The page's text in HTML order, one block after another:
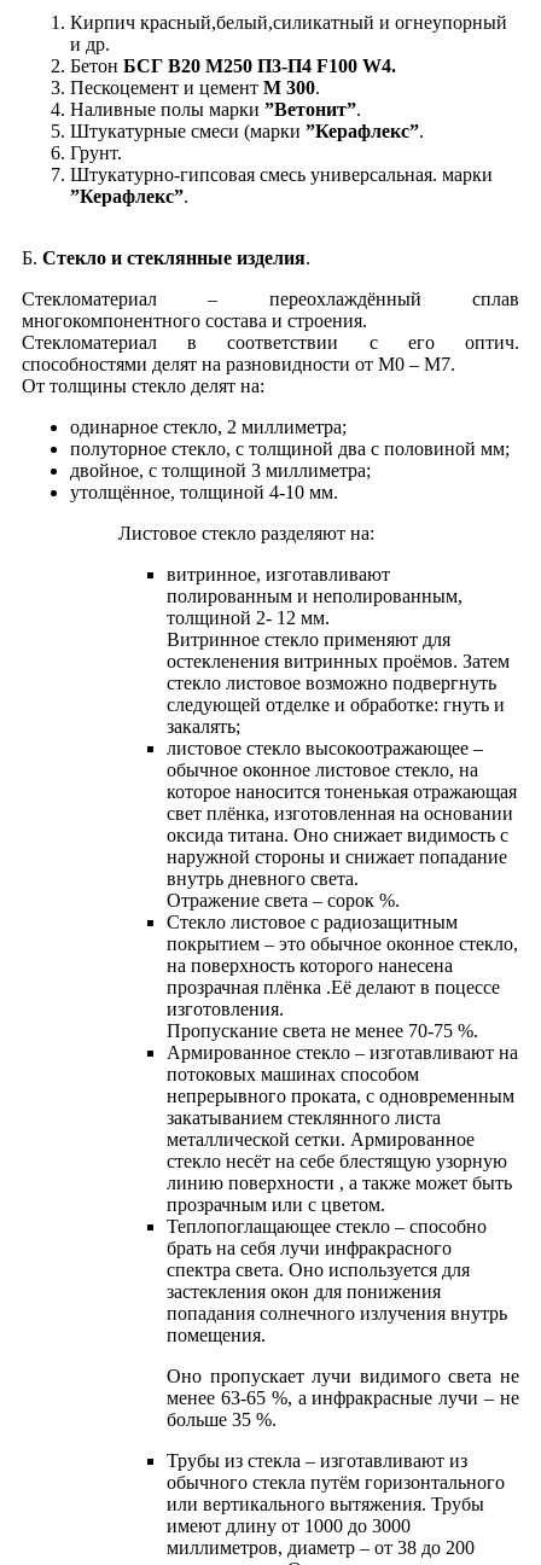
Кирпич красный,белый,силикатный и огнеупорный
и др.
Бетон БСГ В20 М250 П3-П4 F100 W4.
Пескоцемент и цемент М 300.
Наливные полы марки ”Ветонит”.
Штукатурные смеси (марки ”Керафлекс”.
Грунт.
Штукатурно-гипсовая смесь универсальная. марки
”Керафлекс”.
Б. Стекло и стеклянные изделия.
Стекломатериал – переохлаждённый сплав
многокомпонентного состава и строения.
Стекломатериал в соответствии с его оптич.
способностями делят на разновидности от М0 – М7.
От толщины стекло делят на:
одинарное стекло, 2 миллиметра;
полуторное стекло, с толщиной два с половиной мм;
двойное, с толщиной 3 миллиметра;
утолщённое, толщиной 4-10 мм.
Листовое стекло разделяют на:
витринное, изготавливают
полированным и неполированным,
толщиной 2- 12 мм.
Витринное стекло применяют для
остекленения витринных проёмов. Затем
стекло листовое возможно подвергнуть
следующей отделке и oбработке: гнуть и
закалять;
листовое стекло высокоотражающее –
обычное оконное листовое стекло, на
которое наносится тоненькая отражающая
свет плёнка, изготовленная на основании
оксида титана. Оно снижает видимость с
наружной стороны и снижает попадание
внутрь дневного света.
Отражение света – сорок %.
Cтекло листовое с радиозащитным
покрытием – это обычное оконное стекло,
на поверхность которого нанесена
прозрачная плёнка .Её делают в поцессе
изготовления.
Пропускание света не менее 70-75 %.
Армированное стекло – изготавливают на
потоковых машинах способом
непрерывного проката, с одновременным
закатыванием стеклянного листа
металлической сетки. Армированное
стекло несёт на себе блестящую узорную
линию поверхности , а также может быть
прозрачным или с цветом.
Теплопоглащающее стекло – способно
брать на себя лучи инфракрасного
спектра света. Оно используется для
застекления окон для понижения
попадания солнечного излучения внутрь
помещения.
Оно пропускает лучи видимого света не
менее 63-65 %, а инфракрасные лучи – не
больше 35 %.
Трубы из стекла – изготавливают из
обычного стекла путём горизонтального
или вертикального вытяжения. Трубы
имеют длину от 1000 до 3000
миллиметров, диаметр – от 38 до 200